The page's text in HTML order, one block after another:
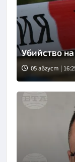
Убийство
05 август |